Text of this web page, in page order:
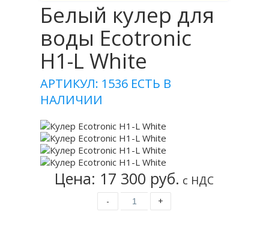
Белый кулер для
воды Ecotronic
H1-L White
АРТИКУЛ: 1536 ЕСТЬ В
НАЛИЧИИ
Цена: 17 300 руб. с НДС
- +